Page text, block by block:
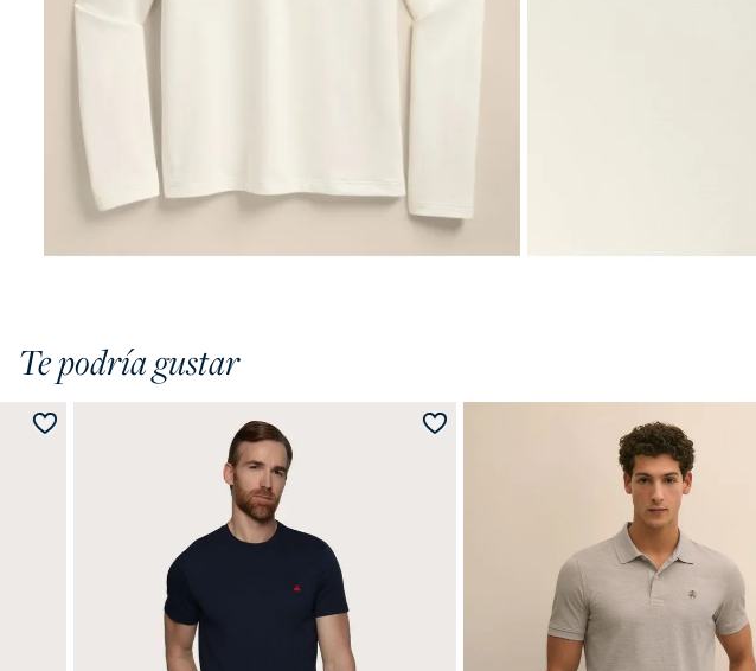
Te podría gustar